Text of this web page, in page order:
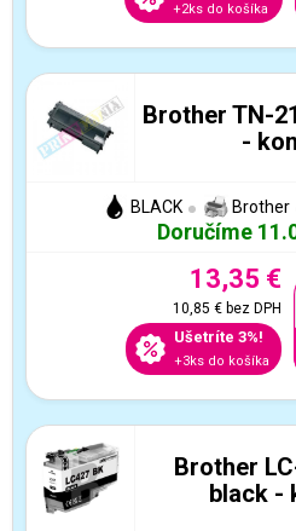
+2ks do košíka
Brother TN-
-
BLACK Brother
Doručíme
13,35 €
10,85 €bez DPH
Ušetríte 3%!
+3ks do košíka
Brother
black -